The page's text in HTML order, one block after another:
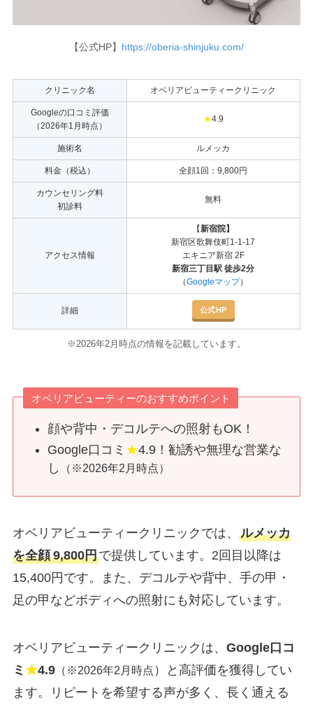
【公式HP】 https://oberia-shinjuku.com/
クリニック名 オベリアビューティークリニック
Googleの口コミ評価
（2026年1月時点）
★4.9
施術名 ルメッカ
料金（税込） 全顔1回：9,800円
カウンセリング料
初診料
無料
アクセス情報
【新宿院】
新宿区歌舞伎町1-1-17
エキニア新宿 2F
新宿三丁目駅 徒歩2分
（Googleマップ）
詳細 公式HP
※2026年2月時点の情報を記載しています。
オベリアビューティーのおすすめポイント
顔や背中・デコルテへの照射もOK！
Google口コミ ★4.9！勧誘や無理な営業な
し
（※2026年2月時点）
オベリアビューティークリニックでは、 ルメッカ
を全顔 9,800円で提供しています。2回目以降は
15,400円です。また、デコルテや背中、手の甲・
足の甲などボディへの照射にも対応しています。
オベリアビューティークリニックは、 Google口コ
ミ ★4.9（※2026年2月時点 ）と高評価を獲得してい
ます。リピートを希望する声が多く、長く通える